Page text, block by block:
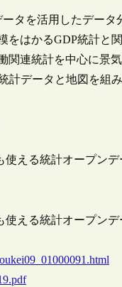
ータを活用したデー
をはかるGDP統計と
関連統計を中心に景
計データと地図を組
える統計オープンデ
える統計オープン